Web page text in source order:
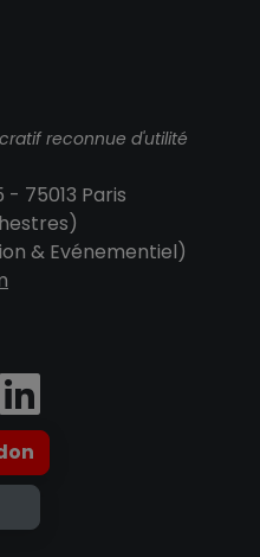
reconnue d'utilité
75013 Paris
& Evénementiel)